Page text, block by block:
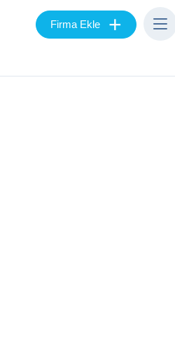
Firma Ekle +